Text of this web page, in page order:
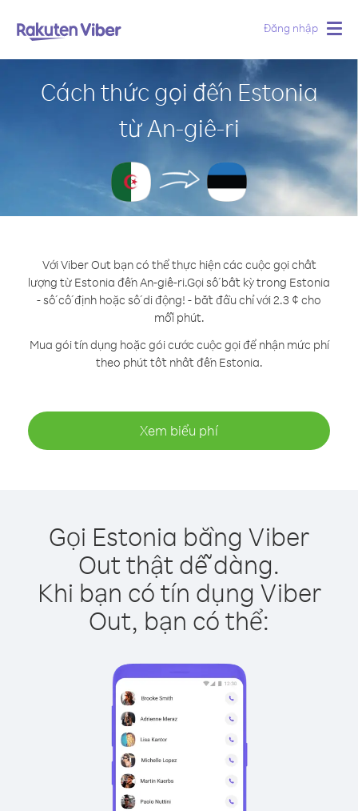
Đăng nhập
Cách thức gọi đến Estonia
từ An-giê-ri
Với Viber Out bạn có thể thực hiện các cuộc gọi chất
lượng từ Estonia đến An-giê-ri.Gọi số bất kỳ trong Estonia
- số cố định hoặc số di động! - bắt đầu chỉ với 2.3 ¢ cho
mỗi phút.
Mua gói tín dụng hoặc gói cước cuộc gọi để nhận mức phí
theo phút tốt nhất đến Estonia.
Xem biểu phí
Gọi Estonia bằng Viber
Out thật dễ dàng.
Khi bạn có tín dụng Viber
Out, bạn có thể: